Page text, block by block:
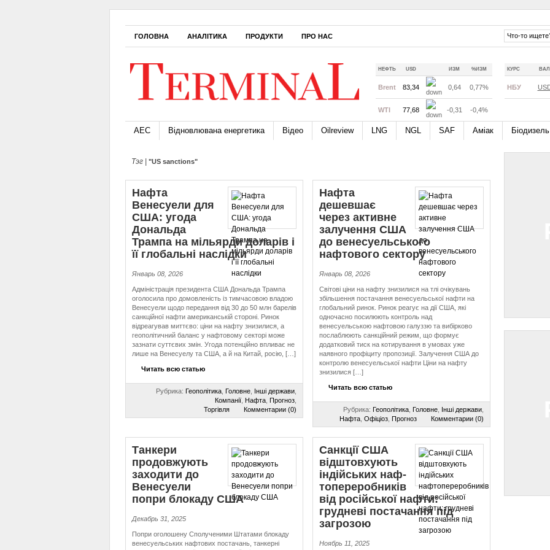
ГОЛОВНА АНАЛІТИКА ПРОДУКТИ ПРО НАС
КУРС ВАЛ
НБУ
НЕФТЬ USD ИЗМ %ИЗМ
Brent 83,34 0,64 0,77%
WTI 77,68 -0,31 -0,4%
АЕС Відновлювана енергетика Відео Oilreview LNG NGL SAF Аміак Біодизель
Тэг | "US sanctions"
Нафта
Венесуели для
США: угода
Дональда
Трампа на мільярди доларів і
її глобальні наслідки
Январь 08, 2026
Адміністрація президента США Дональда Трампа
оголосила про домовленість із тимчасовою владою
Венесуели щодо передання від 30 до 50 млн барелів
санкційної нафти американській стороні. Ринок
відреагував миттєво: ціни на нафту знизилися, а
геополітичний баланс у нафтовому секторі може
зазнати суттєвих змін. Угода потенційно впливає не
лише на Венесуелу та США, а й на Китай, росію, […]
Читать всю статью
Рубрика: Геополітика, Головне, Інші держави,
Компанії, Нафта, Прогноз,
Торгівля
Комментарии (0)
Нафта
дешевшає
через активне
залучення США
до ве­не­су­ельсь­ко­го
нафтового сектору
Январь 08, 2026
Світові ціни на нафту знизилися на тлі очікувань
збільшення постачання венесуельської нафти на
глобальний ринок. Ринок реагує на дії США, які
одночасно посилюють контроль над
венесуельською нафтовою галуззю та вибірково
послаблюють санкційний режим, що формує
додатковий тиск на котирування в умовах уже
наявного профіциту пропозиції. Залучення США до
контролю венесуельської нафти Ціни на нафту
знизилися […]
Читать всю статью
Рубрика: Геополітика, Головне, Інші держави,
Нафта, Офіціоз, Прогноз Комментарии (0)
Танкери
продовжують
заходити до
Венесуели
попри блокаду США
Декабрь 31, 2025
Попри оголошену Сполученими Штатами блокаду
венесуельських нафтових постачань, танкерні
Санкції США
відштовхують
індійських наф­
то­пе­ре­роб­ників
від російської нафти:
грудневі постачання під
загрозою
Ноябрь 11, 2025